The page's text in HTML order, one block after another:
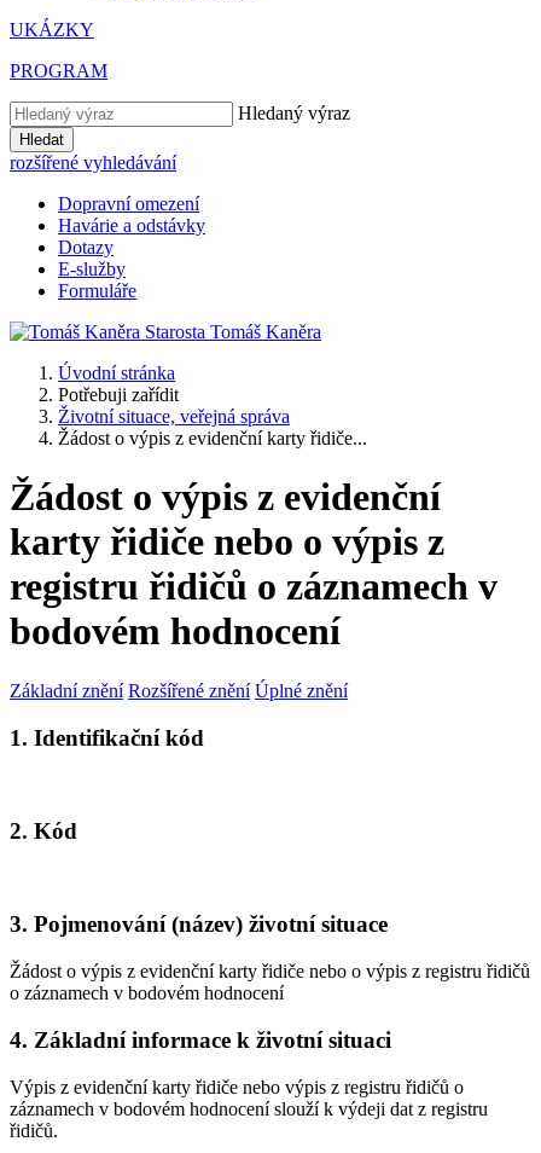
UKÁZKY
PROGRAM
Hledaný výraz
Hledat
rozšířené vyhledávání
Dopravní omezení
Havárie a odstávky
Dotazy
E-služby
Formuláře
Starosta Tomáš Kaněra
Úvodní stránka
Potřebuji zařídit
Životní situace, veřejná správa
Žádost o výpis z evidenční karty řidiče...
Žádost o výpis z evidenční
karty řidiče nebo o výpis z
registru řidičů o záznamech v
bodovém hodnocení
Základní znění Rozšířené znění Úplné znění
1. Identifikační kód
2. Kód
3. Pojmenování (název) životní situace
Žádost o výpis z evidenční karty řidiče nebo o výpis z registru řidičů
o záznamech v bodovém hodnocení
4. Základní informace k životní situaci
Výpis z evidenční karty řidiče nebo výpis z registru řidičů o
záznamech v bodovém hodnocení slouží k výdeji dat z registru
řidičů.